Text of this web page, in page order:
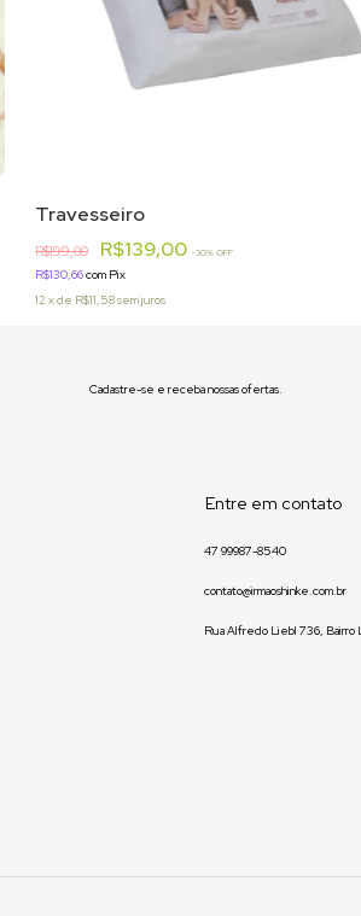
Travesseiro
R$199,00 R$139,00-30% OFF
R$130,66com Pix
12 xde R$11,58sem juros
Cadastre-se e receba nossas ofertas.
Entre em contato
47 99987-8540
contato@irmaoshinke.com.br
Rua Alfredo Liebl 736, Bairro